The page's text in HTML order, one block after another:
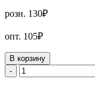
розн. 130₽
опт. 105₽
В корзину
-